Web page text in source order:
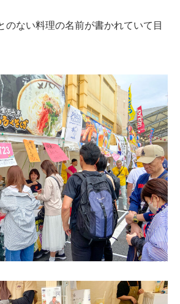
のない料理の名前が書かれていて目